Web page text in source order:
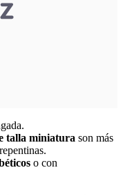
talla miniatura son más
o con